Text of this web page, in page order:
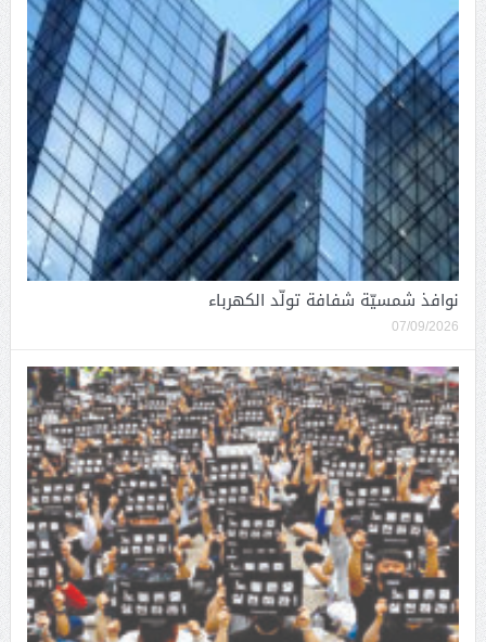
نوافذ شمسيّة شفافة تولّد الكهرباء
07/09/2026